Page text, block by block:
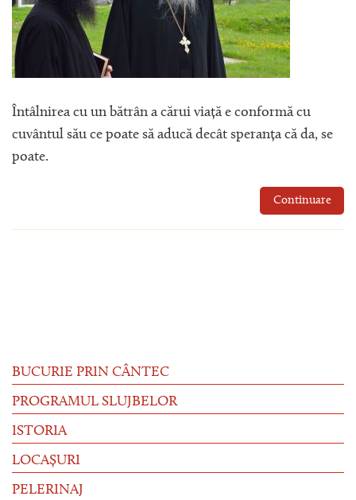
Întâlnirea cu un bătrân a cărui viață e conformă cu
cuvântul său ce poate să aducă decât speranța că da, se
poate.
Continuare
BUCURIE PRIN CÂNTEC
PROGRAMUL SLUJBELOR
ISTORIA
LOCAȘURI
PELERINAJ